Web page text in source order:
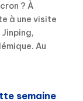
? À
à une visite
Jinping,
Au
semaine